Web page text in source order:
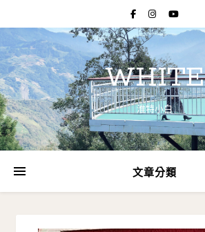
WHITE
淮特小白
文章分類